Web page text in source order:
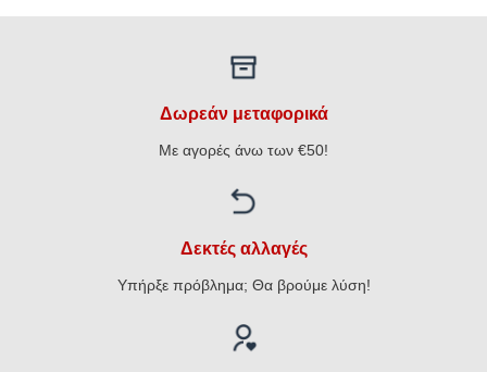
Δωρεάν μεταφορικά
Με αγορές άνω των €50!
Δεκτές αλλαγές
Υπήρξε πρόβλημα; Θα βρούμε λύση!